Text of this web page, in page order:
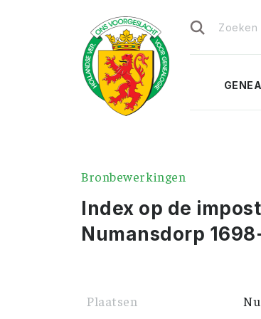
naar:
Bronbewerkingen
Index op de
Numansdorp
Plaatsen